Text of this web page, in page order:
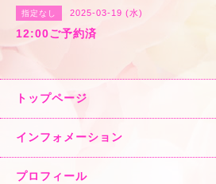
指定なし 2025-03-19 (水)
12:00ご予約済
トップページ
インフォメーション
プロフィール